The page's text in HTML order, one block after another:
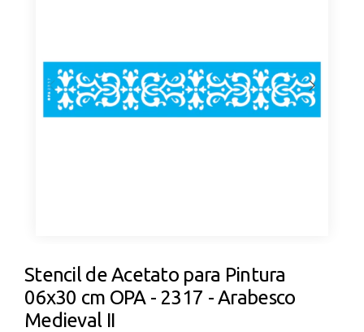
Stencil de Acetato para Pintura
06x30 cm OPA - 2317 - Arabesco
Medieval II